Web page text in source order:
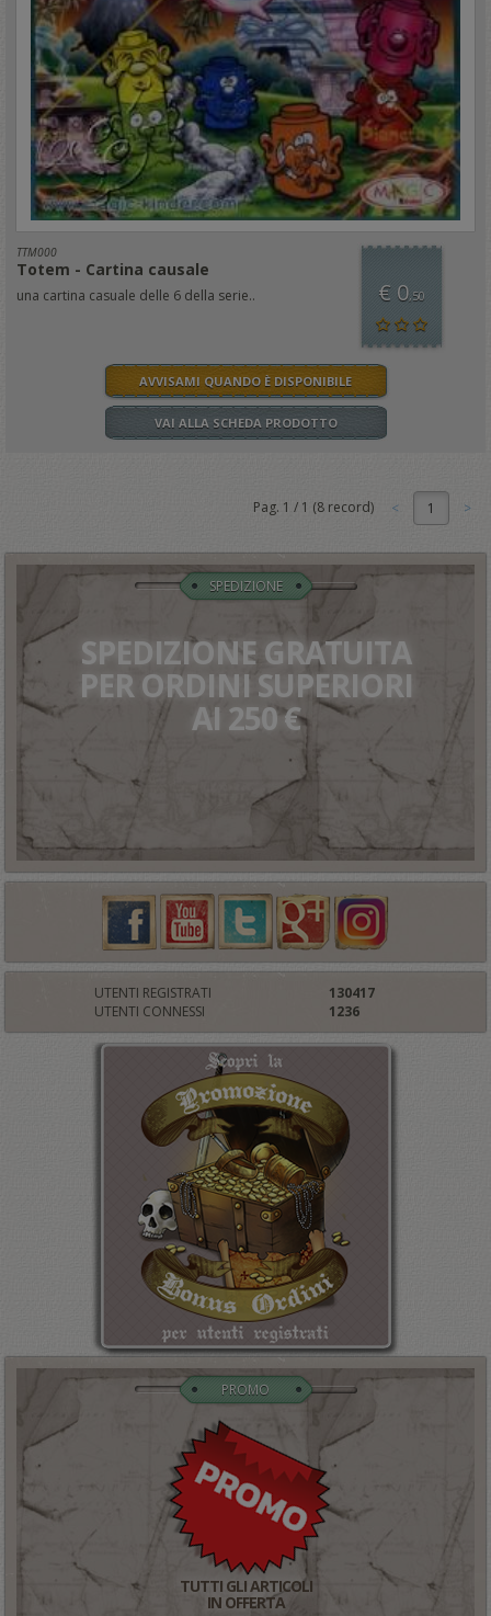
TTM000
Totem - Cartina causale
una cartina casuale delle 6 della serie.. € 0,50
AVVISAMI QUANDO È DISPONIBILE
VAI ALLA SCHEDA PRODOTTO
Pag. 1 / 1 (8 record) 1
SPEDIZIONE
SPEDIZIONE GRATUITA
PER ORDINI SUPERIORI
AI 250 €
UTENTI REGISTRATI
130417
UTENTI CONNESSI
1236
PROMO
TUTTI GLI ARTICOLI
IN OFFERTA